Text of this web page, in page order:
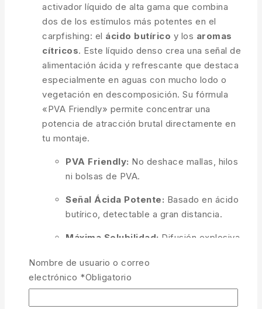
activador líquido de alta gama que combina
dos de los estímulos más potentes en el
carpfishing: el ácido butírico y los aromas
cítricos. Este líquido denso crea una señal de
alimentación ácida y refrescante que destaca
especialmente en aguas con mucho lodo o
vegetación en descomposición. Su fórmula
«PVA Friendly» permite concentrar una
potencia de atracción brutal directamente en
tu montaje.
PVA Friendly: No deshace mallas, hilos
ni bolsas de PVA.
Señal Ácida Potente: Basado en ácido
butírico, detectable a gran distancia.
Máxima Solubilidad: Difusión explosiva
Versatilidad Total:
Spod Mix, remojar boilies de postura o
bañar pellets.
Nombre de usuario o correo
electrónico *Obligatorio